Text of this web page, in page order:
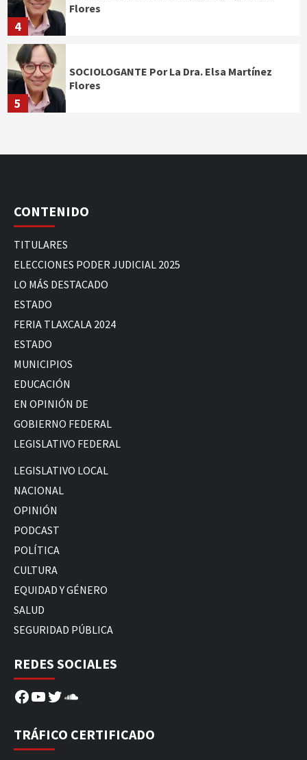
4
Flores
5
SOCIOLOGANTE Por La Dra. Elsa Martínez
Flores
CONTENIDO
TITULARES
ELECCIONES PODER JUDICIAL 2025
LO MÁS DESTACADO
ESTADO
FERIA TLAXCALA 2024
ESTADO
MUNICIPIOS
EDUCACIÓN
EN OPINIÓN DE
GOBIERNO FEDERAL
LEGISLATIVO FEDERAL
LEGISLATIVO LOCAL
NACIONAL
OPINIÓN
PODCAST
POLÍTICA
CULTURA
EQUIDAD Y GÉNERO
SALUD
SEGURIDAD PÚBLICA
REDES SOCIALES
Facebook
YouTube
Twitter
SoundCloud
TRÁFICO CERTIFICADO